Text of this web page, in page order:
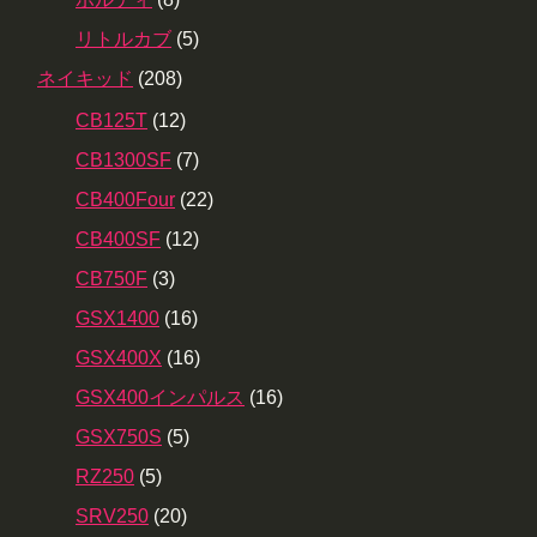
リトルカブ (5)
ネイキッド (208)
CB125T (12)
CB1300SF (7)
CB400Four (22)
CB400SF (12)
CB750F (3)
GSX1400 (16)
GSX400X (16)
GSX400インパルス (16)
GSX750S (5)
RZ250 (5)
SRV250 (20)